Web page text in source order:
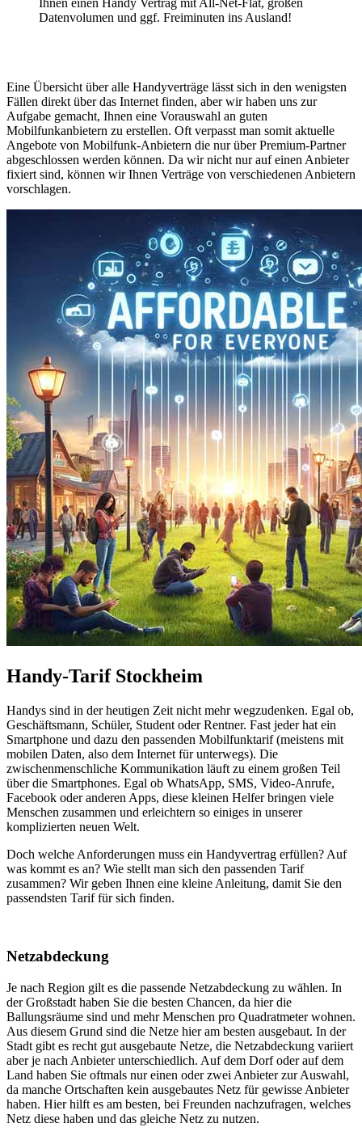
Datenvolumen und ggf. Freiminuten ins Ausland!
Eine Übersicht über alle Handyverträge lässt sich in den wenigsten
Fällen direkt über das Internet finden, aber wir haben uns zur
Aufgabe gemacht, Ihnen eine Vorauswahl an guten
Mobilfunkanbietern zu erstellen. Oft verpasst man somit aktuelle
Angebote von Mobilfunk-Anbietern die nur über Premium-Partner
abgeschlossen werden können. Da wir nicht nur auf einen Anbieter
fixiert sind, können wir Ihnen Verträge von verschiedenen Anbietern
vorschlagen.
Handy-Tarif Stockheim
Handys sind in der heutigen Zeit nicht mehr wegzudenken. Egal ob,
Geschäftsmann, Schüler, Student oder Rentner. Fast jeder hat ein
Smartphone und dazu den passenden Mobilfunktarif (meistens mit
mobilen Daten, also dem Internet für unterwegs). Die
zwischenmenschliche Kommunikation läuft zu einem großen Teil
über die Smartphones. Egal ob WhatsApp, SMS, Video-Anrufe,
Facebook oder anderen Apps, diese kleinen Helfer bringen viele
Menschen zusammen und erleichtern so einiges in unserer
komplizierten neuen Welt.
Doch welche Anforderungen muss ein Handyvertrag erfüllen? Auf
was kommt es an? Wie stellt man sich den passenden Tarif
zusammen? Wir geben Ihnen eine kleine Anleitung, damit Sie den
passendsten Tarif für sich finden.
Netzabdeckung
Je nach Region gilt es die passende Netzabdeckung zu wählen. In
der Großstadt haben Sie die besten Chancen, da hier die
Ballungsräume sind und mehr Menschen pro Quadratmeter wohnen.
Aus diesem Grund sind die Netze hier am besten ausgebaut. In der
Stadt gibt es recht gut ausgebaute Netze, die Netzabdeckung variiert
aber je nach Anbieter unterschiedlich. Auf dem Dorf oder auf dem
Land haben Sie oftmals nur einen oder zwei Anbieter zur Auswahl,
da manche Ortschaften kein ausgebautes Netz für gewisse Anbieter
haben. Hier hilft es am besten, bei Freunden nachzufragen, welches
Netz diese haben und das gleiche Netz zu nutzen.